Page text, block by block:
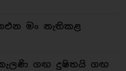
මං නැතිකළ
ගඟ දුෂිතයි ගඟ